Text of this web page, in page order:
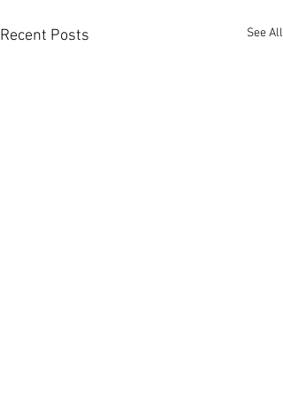
Recent Posts See All